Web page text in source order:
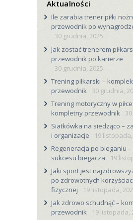
Aktualności
Ile zarabia trener piłki
przewodnik po
30 grudnia, 2025
Jak zostać trenerem
przewodnik po karierze
30 grudnia, 2025
Trening piłkarski –
przewodnik
30 grudnia,
Trening motoryczny w
kompletny przewodnik
Siatkówka na siedząco –
i organizacje
19
Regeneracja po bieganiu
sukcesu biegacza
19
Jaki sport jest
po zdrowotnych
fizycznej
19 listopada,
Jak zdrowo schudnąć –
przewodnik
19 listopada,